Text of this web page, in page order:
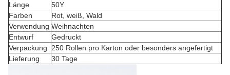
Länge
50Y
Farben
Rot, weiß, Wald
Verwendung Weihnachten
Entwurf
Gedruckt
Verpackung
250 Rollen pro Karton oder besonders angefertigt
Lieferung
30 Tage